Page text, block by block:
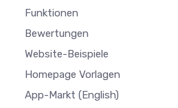
Funktionen
Bewertungen
Website-Beispiele
Homepage Vorlagen
App-Markt (English)